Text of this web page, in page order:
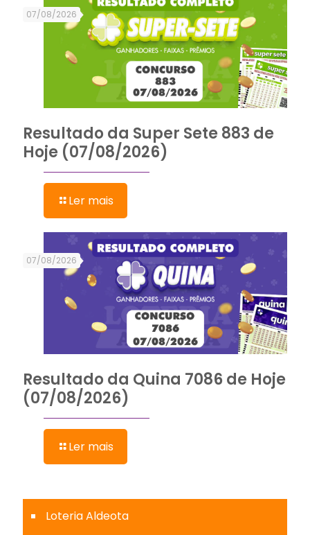
07/08/2026
Resultado da Super Sete 883 de
Hoje (07/08/2026)
Ler mais
07/08/2026
Resultado da Quina 7086 de Hoje
(07/08/2026)
Ler mais
Loteria Aldeota